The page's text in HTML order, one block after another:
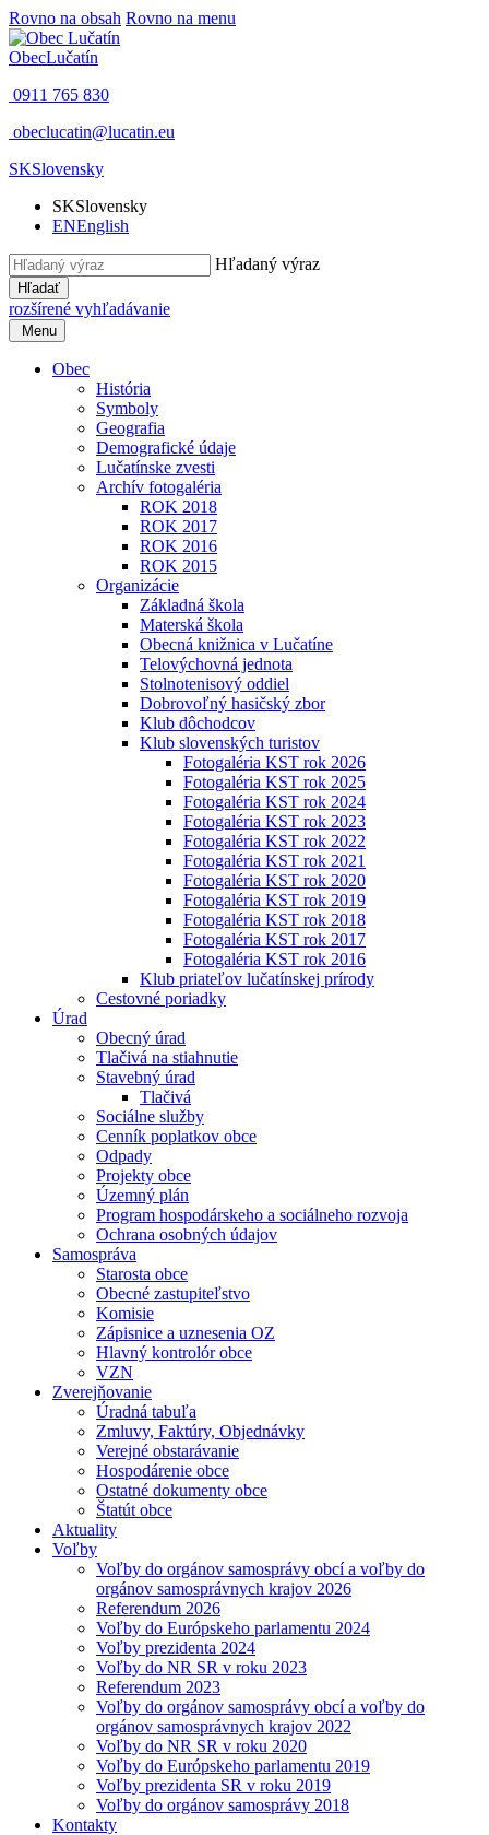
Rovno na obsah Rovno na menu
ObecLučatín
0911 765 830
obeclucatin@lucatin.eu
SKSlovensky
SKSlovensky
ENEnglish
Hľadaný výraz
Hľadať
rozšírené vyhľadávanie
Menu
Obec
História
Symboly
Geografia
Demografické údaje
Lučatínske zvesti
Archív fotogaléria
ROK 2018
ROK 2017
ROK 2016
ROK 2015
Organizácie
Základná škola
Materská škola
Obecná knižnica v Lučatíne
Telovýchovná jednota
Stolnotenisový oddiel
Dobrovoľný hasičský zbor
Klub dôchodcov
Klub slovenských turistov
Fotogaléria KST rok 2026
Fotogaléria KST rok 2025
Fotogaléria KST rok 2024
Fotogaléria KST rok 2023
Fotogaléria KST rok 2022
Fotogaléria KST rok 2021
Fotogaléria KST rok 2020
Fotogaléria KST rok 2019
Fotogaléria KST rok 2018
Fotogaléria KST rok 2017
Fotogaléria KST rok 2016
Klub priateľov lučatínskej prírody
Cestovné poriadky
Úrad
Obecný úrad
Tlačivá na stiahnutie
Stavebný úrad
Tlačivá
Sociálne služby
Cenník poplatkov obce
Odpady
Projekty obce
Územný plán
Program hospodárskeho a sociálneho rozvoja
Ochrana osobných údajov
Samospráva
Starosta obce
Obecné zastupiteľstvo
Komisie
Zápisnice a uznesenia OZ
Hlavný kontrolór obce
VZN
Zverejňovanie
Úradná tabuľa
Zmluvy, Faktúry, Objednávky
Verejné obstarávanie
Hospodárenie obce
Ostatné dokumenty obce
Štatút obce
Aktuality
Voľby
Voľby do orgánov samosprávy obcí a voľby do
orgánov samosprávnych krajov 2026
Referendum 2026
Voľby do Európskeho parlamentu 2024
Voľby prezidenta 2024
Voľby do NR SR v roku 2023
Referendum 2023
Voľby do orgánov samosprávy obcí a voľby do
orgánov samosprávnych krajov 2022
Voľby do NR SR v roku 2020
Voľby do Európskeho parlamentu 2019
Voľby prezidenta SR v roku 2019
Voľby do orgánov samosprávy 2018
Kontakty